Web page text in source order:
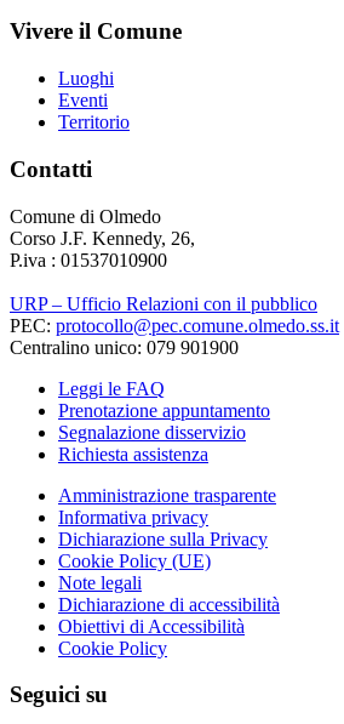
Vivere il Comune
Luoghi
Eventi
Territorio
Contatti
Comune di Olmedo
Corso J.F. Kennedy, 26,
P.iva : 01537010900
URP – Ufficio Relazioni con il pubblico
PEC: protocollo@pec.comune.olmedo.ss.it
Centralino unico: 079 901900
Leggi le FAQ
Prenotazione appuntamento
Segnalazione disservizio
Richiesta assistenza
Amministrazione trasparente
Informativa privacy
Dichiarazione sulla Privacy
Cookie Policy (UE)
Note legali
Dichiarazione di accessibilità
Obiettivi di Accessibilità
Cookie Policy
Seguici su